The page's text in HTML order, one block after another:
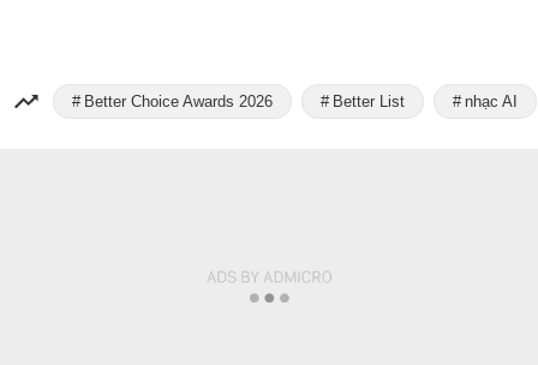
Better Choice Awards 2026 Better List nhạc AI